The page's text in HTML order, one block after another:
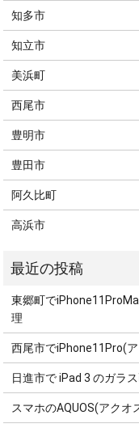
知多市
知立市
美浜町
西尾市
豊明市
豊田市
阿久比町
高浜市
東郷町で
理
西尾市でiPhone11Pro(
日進市で iPad 3 のガラ
スマホのAQUOS(アクオ